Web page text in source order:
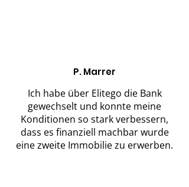
P. Marrer
Ich habe über Elitego die Bank
gewechselt und konnte meine
Konditionen so stark verbessern,
dass es finanziell machbar wurde
eine zweite Immobilie zu erwerben.